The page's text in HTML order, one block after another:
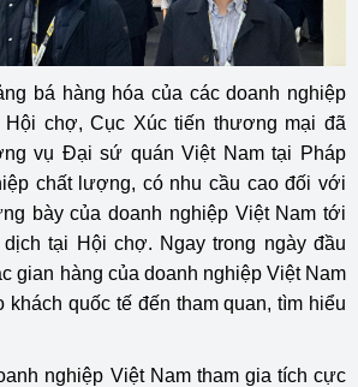
bá hàng hóa của các doanh nghiệp
Hội chợ, Cục Xúc tiến thương mại đã
vụ Đại sứ quán Việt Nam tại Pháp
chất lượng, có nhu cầu cao đối với
bày của doanh nghiệp Việt Nam tới
tại Hội chợ. Ngay trong ngày đầu
gian hàng của doanh nghiệp Việt Nam
khách quốc tế đến tham quan, tìm hiểu
nghiệp Việt Nam tham gia tích cực